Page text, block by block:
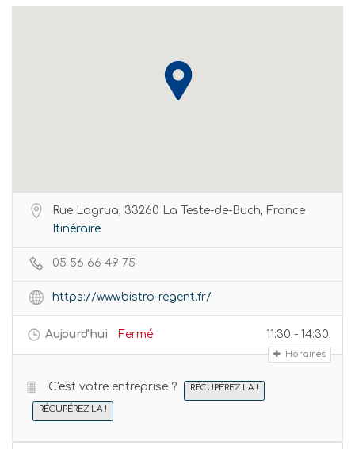
Rue Lagrua, 33260 La Teste-de-Buch, France
Itinéraire
05 56 66 49 75
https://www.bistro-regent.fr/
Aujourd'hui Fermé 11:30 - 14:30
Horaires
C'est votre entreprise ? RÉCUPÉREZ LA !
RÉCUPÉREZ LA !